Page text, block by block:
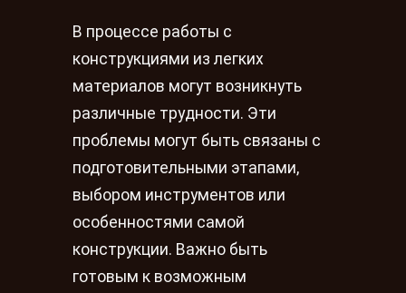
В процессе работы с
конструкциями из легких
материалов могут возникнуть
различные трудности. Эти
проблемы могут быть связаны с
подготовительными этапами,
выбором инструментов или
особенностями самой
конструкции. Важно быть
готовым к возможным